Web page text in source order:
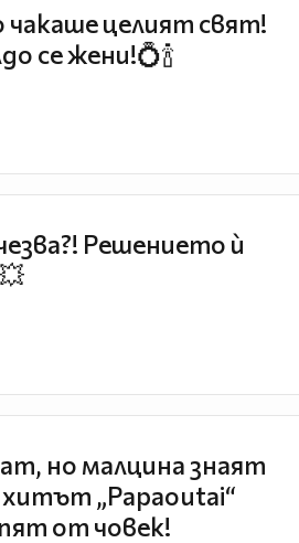
целият свят!
се жени!💍🍾
Решението ѝ
но малцина знаят
„Papaoutai“
от човек!